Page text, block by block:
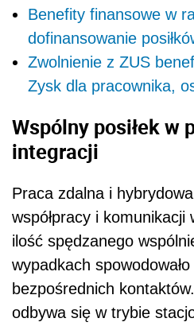
Benefity finansowe w
dofinansowanie
Zwolnienie z ZUS
Zysk dla pracownika,
Wspólny posiłek w
integracji
Praca zdalna i
współpracy i
ilość spędzanego
wypadkach
bezpośrednich
odbywa się w trybie